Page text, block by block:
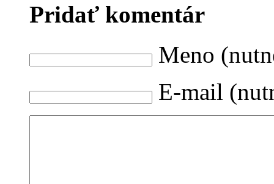
Pridať komentár
Meno
E-mail